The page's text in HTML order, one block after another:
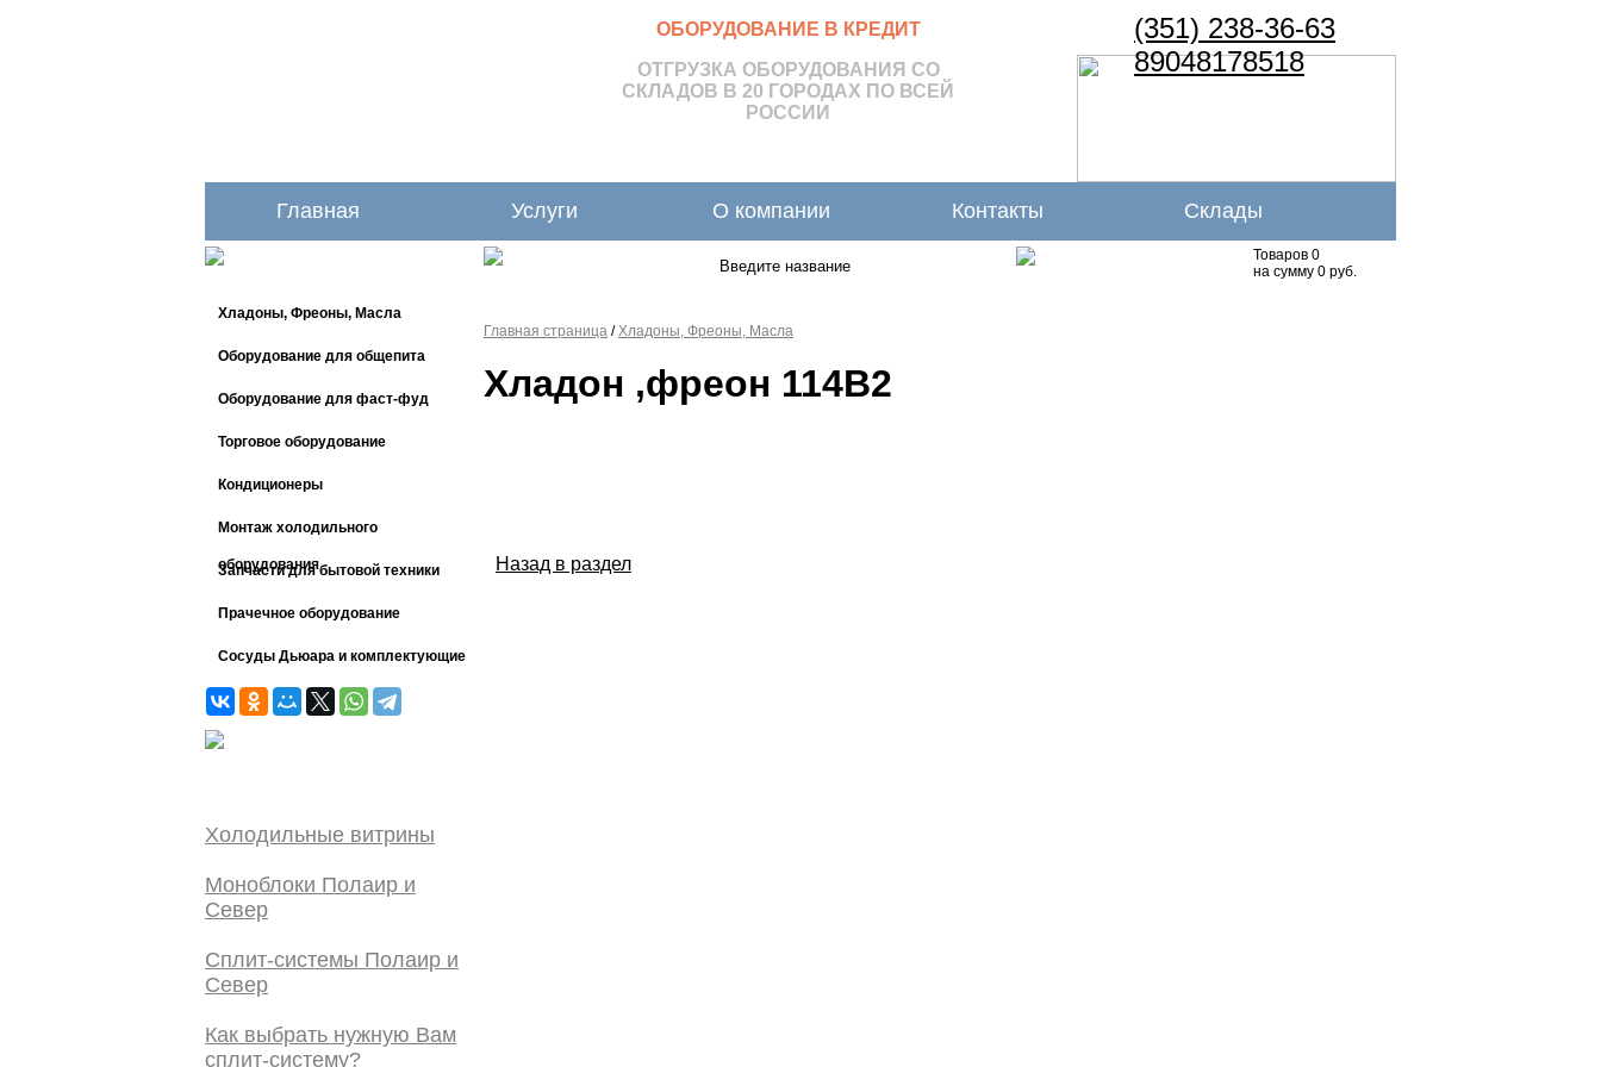
ОБОРУДОВАНИЕ В КРЕДИТ
ОТГРУЗКА ОБОРУДОВАНИЯ СО
СКЛАДОВ В 20 ГОРОДАХ ПО ВСЕЙ
РОССИИ
(351) 238-36-63
89048178518
Главная Услуги О компании Контакты Склады
Хладоны, Фреоны, Масла
Оборудование для общепита
Оборудование для фаст-фуд
Торговое оборудование
Кондиционеры
Монтаж холодильного
оборудования
Запчасти для бытовой техники
Прачечное оборудование
Сосуды Дьюара и комплектующие
Холодильные витрины
Моноблоки Полаир и
Север
Сплит-системы Полаир и
Север
Как выбрать нужную Вам
сплит-систему?
Товаров 0
на сумму 0 руб.
Главная страница /Хладоны, Фреоны, Масла
Хладон ,фреон 114В2
Назад в раздел